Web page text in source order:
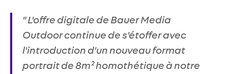
" L'offre digitale de Bauer Media
Outdoor continue de s'étoffer avec
l'introduction d'un nouveau format
portrait de 8m² homothétique à notre